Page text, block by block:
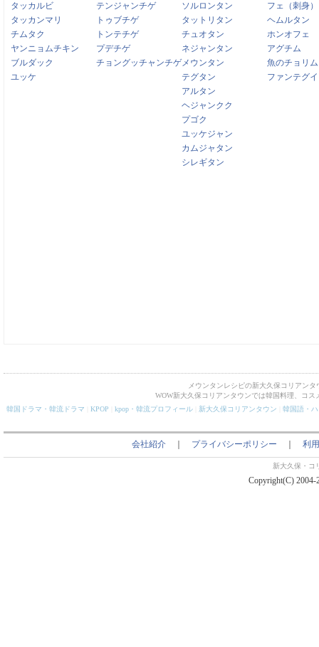
タッカルビ
タッカンマリ
チムタク
ヤンニョムチキン
ブルダック
ユッケ
テンジャンチゲ
トゥブチゲ
トンテチゲ
プデチゲ
チョングッチャンチゲ
ソルロンタン
タットリタン
チュオタン
ネジャンタン
メウンタン
テグタン
アルタン
ヘジャンクク
プゴク
ユッケジャン
カムジャタン
シレギタン
フェ（刺身）
ヘムルタン
ホンオフェ
アグチム
魚のチョリム
ファンテグイ
メウンタンレシピの新大久保コリアン
WOW新大久保コリアンタウンでは韓国料理、コ
韓国ドラマ・韓流ドラマ
KPOP kpop・韓流プロフィール 新大久保コリアンタウン 韓国語・
会社紹介 プライバシーポリシー 利
新大久保・コ
Copyright(C)